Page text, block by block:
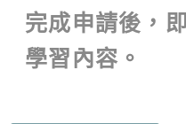
完成申請後，
學習內容。